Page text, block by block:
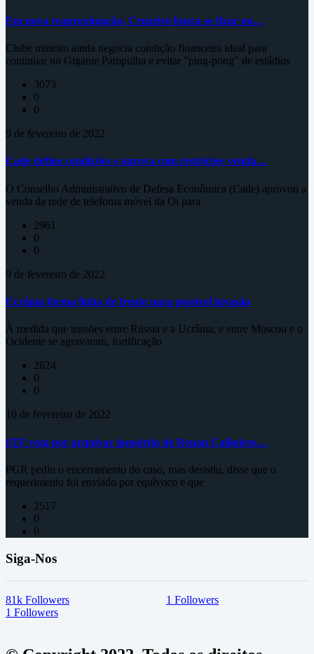
Em nova reaproximação, Cruzeiro busca se fixar no…
Clube mineiro ainda negocia condição financeira ideal para
continuar no Gigante Pampulha e evitar "ping-pong" de estádios
3073
0
0
9 de fevereiro de 2022
Cade define condições e aprova com restrições venda…
O Conselho Administrativo de Defesa Econômica (Cade) aprovou a
venda da rede de telefonia móvel da Oi para
2961
0
0
9 de fevereiro de 2022
Ucrânia forma linha de frente para possível invasão
À medida que tensões entre Rússia e a Ucrânia, e entre Moscou e o
Ocidente se agravaram, fortificação
2624
0
0
10 de fevereiro de 2022
STF vota por arquivar inquérito de Renan Calheiros…
PGR pediu o encerramento do caso, mas desistiu, disse que o
requerimento foi enviado por equívoco e que
2517
0
0
Siga-Nos
81k Followers 1 Followers
1 Followers